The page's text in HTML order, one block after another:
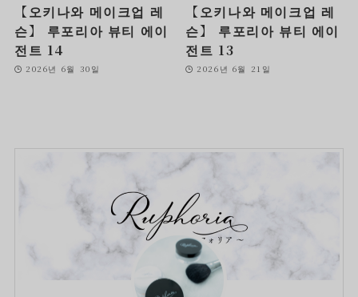
【오키나와 메이크업 레
슨】 루포리아 뷰티 에이
전트 14
2026년 6월 30일
【오키나와 메이크업 레
슨】 루포리아 뷰티 에이
전트 13
2026년 6월 21일